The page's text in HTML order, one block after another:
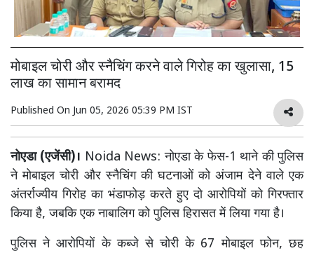
मोबाइल चोरी और स्नैचिंग करने वाले गिरोह का खुलासा, 15
लाख का सामान बरामद
Published On Jun 05, 2026 05:39 PM IST
नोएडा (एजेंसी)। Noida News: नोएडा के फेस-1 थाने की पुलिस
ने मोबाइल चोरी और स्नैचिंग की घटनाओं को अंजाम देने वाले एक
अंतर्राज्यीय गिरोह का भंडाफोड़ करते हुए दो आरोपियों को गिरफ्तार
किया है, जबकि एक नाबालिग को पुलिस हिरासत में लिया गया है।
पुलिस ने आरोपियों के कब्जे से चोरी के 67 मोबाइल फोन, छह